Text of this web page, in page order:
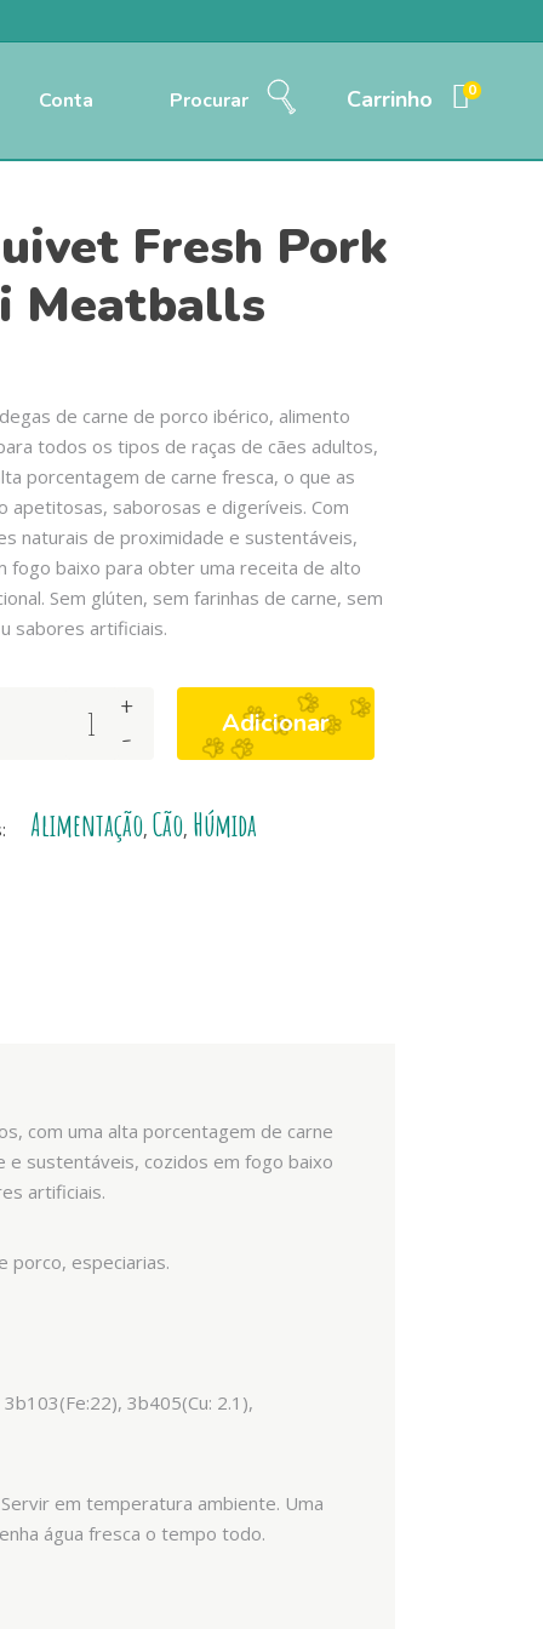
Conta Procurar Carrinho 0
Fresh Pork
Meatballs
de carne de porco ibérico, alimento
todos os tipos de raças de cães adultos,
porcentagem de carne fresca, o que as
apetitosas, saborosas e digeríveis. Com
naturais de proximidade e sustentáveis,
fogo baixo para obter uma receita de alto
Sem glúten, sem farinhas de carne, sem
sabores artificiais.
-
+ Adicionar
Alimentação, Cão, Húmida
com uma alta porcentagem de carne
sustentáveis, cozidos em fogo baixo
artificiais.
porco, especiarias.
3b405(Cu: 2.1),
em temperatura ambiente. Uma
água fresca o tempo todo.